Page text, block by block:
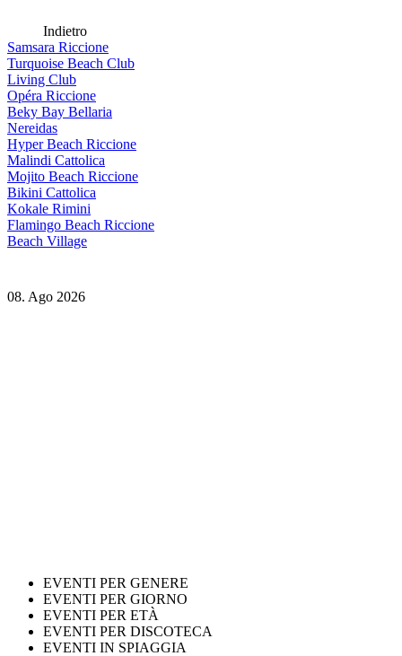
Indietro
Samsara Riccione
Turquoise Beach Club
Living Club
Opéra Riccione
Beky Bay Bellaria
Nereidas
Hyper Beach Riccione
Malindi Cattolica
Mojito Beach Riccione
Bikini Cattolica
Kokale Rimini
Flamingo Beach Riccione
Beach Village
08. Ago 2026
EVENTI PER GENERE
EVENTI PER GIORNO
EVENTI PER ETÀ
EVENTI PER DISCOTECA
EVENTI IN SPIAGGIA